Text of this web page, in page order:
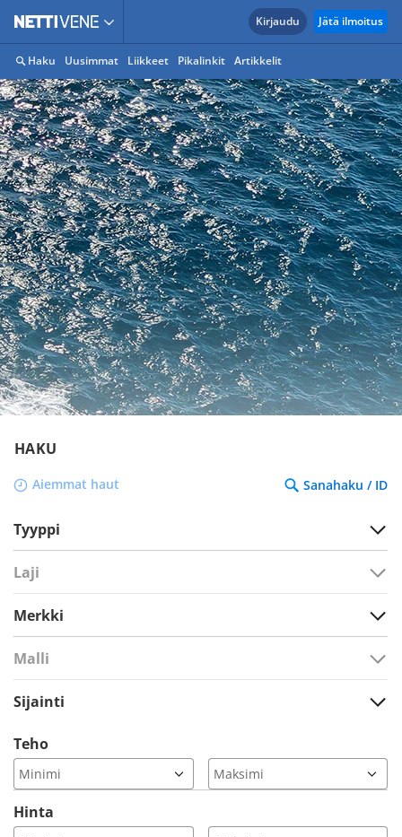
Kirjaudu Jätä ilmoitus
Haku Uusimmat Liikkeet Pikalinkit Artikkelit
HAKU
Aiemmat haut Sanahaku / ID
Tyyppi
Laji
Merkki
Malli
Sijainti
Teho
Hinta